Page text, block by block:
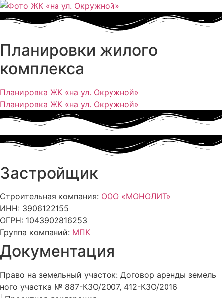
Планировки жилого
комплекса
Планировка ЖК «на ул. Окружной»
Планировка ЖК «на ул. Окружной»
Застройщик
Строительная компания: ООО «МОНОЛИТ»
ИНН: 3906122155
ОГРН: 1043902816253
Группа компаний: МПК
Документация
Право на земельный участок: До​говор арен​ды зе​мель​
но​го учас​тка № 887-КЗО/2007, 412-КЗО/2016